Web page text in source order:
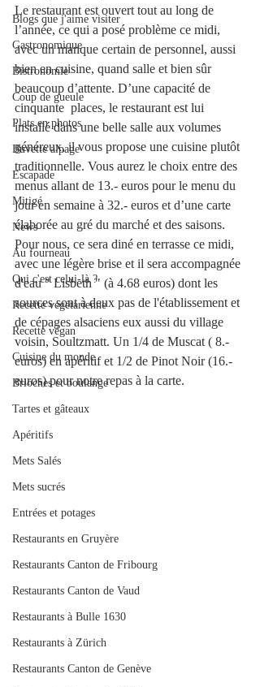
Blogs que j'aime visiter
Gastronomique
Bistronomie
Coup de gueule
Plats en photos
Buvette alpage
Escapade
Mitigé
News
Au fourneau
Qui c'est celui-là ?
Recette végétarienne
Recette végan
Cuisine du monde
Brioches et boulange
Tartes et gâteaux
Apéritifs
Mets Salés
Mets sucrés
Entrées et potages
Restaurants en Gruyère
Restaurants Canton de Fribourg
Restaurants Canton de Vaud
Restaurants à Bulle 1630
Restaurants à Zürich
Restaurants Canton de Genève
Le restaurant est ouvert tout au long de
l’année, ce qui a posé problème ce midi,
avec un manque certain de personnel, aussi
bien en cuisine, quand salle et bien sûr
beaucoup d’attente. D’une capacité de
cinquante  places, le restaurant est lui
installé dans une belle salle aux volumes
généreux, il vous propose une cuisine plutôt
traditionnelle. Vous aurez le choix entre des
menus allant de 13.- euros pour le menu du
jour en semaine à 32.- euros et d’une carte
élaborée au gré du marché et des saisons.
Pour nous, ce sera diné en terrasse ce midi,
avec une légère brise et il sera accompagnée
d'eau " Lisbeth " (à 4.68 euros) dont les
sources sont à deux pas de l'établissement et
de cépages alsaciens eux aussi du village
voisin, Soultzmatt. Un 1/4 de Muscat ( 8.-
euros) en apéritif et 1/2 de Pinot Noir (16.-
euros) pour notre repas à la carte.